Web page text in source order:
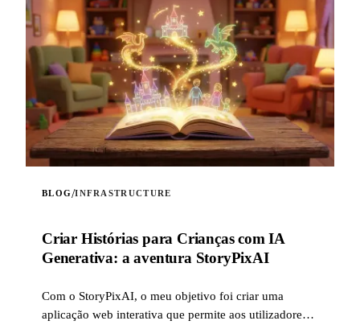
BLOG/INFRASTRUCTURE
Criar Histórias para Crianças com IA
Generativa: a aventura StoryPixAI
Com o StoryPixAI, o meu objetivo foi criar uma
aplicação web interativa que permite aos utilizadores